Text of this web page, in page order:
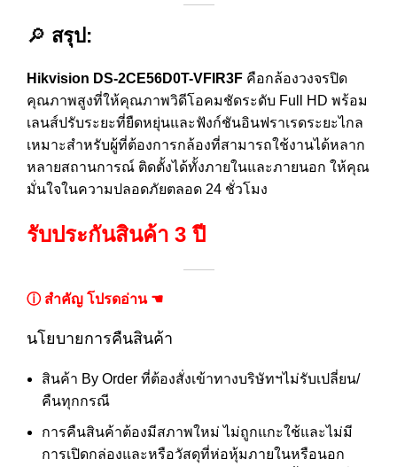
🔎 สรุป:
Hikvision DS-2CE56D0T-VFIR3F คือกล้องวงจรปิด
คุณภาพสูงที่ให้คุณภาพวิดีโอคมชัดระดับ Full HD พร้อม
เลนส์ปรับระยะที่ยืดหยุ่นและฟังก์ชันอินฟราเรดระยะไกล
เหมาะสำหรับผู้ที่ต้องการกล้องที่สามารถใช้งานได้หลาก
หลายสถานการณ์ ติดตั้งได้ทั้งภายในและภายนอก ให้คุณ
มั่นใจในความปลอดภัยตลอด 24 ชั่วโมง
รับประกันสินค้า 3 ปี
ⓘ สำคัญ โปรดอ่าน ☚
นโยบายการคืนสินค้า
สินค้า By Order ที่ต้องสั่งเข้าทางบริษัทฯไม่รับเปลี่ยน/
คืนทุกกรณี
การคืนสินค้าต้องมีสภาพใหม่ ไม่ถูกแกะใช้และไม่มี
การเปิดกล่องและหรือวัสดุที่ห่อหุ้มภายในหรือนอก